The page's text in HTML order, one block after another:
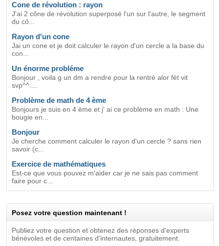
Cone de révolution : rayon
J'ai 2 cône de révolution superposé l'un sur l'autre, le segment
du cô...
Rayon d'un cone
Jai un cone et je doit calculer le rayon d'un cercle a la base du
con...
Un énorme probléme
Bonjour , voila g un dm a rendre pour la rentré alor fét vit
svp^^:...
Problème de math de 4 ème
Bonjours je suis en 4 ème et j' ai ce problème en math : Une
bougie en...
Bonjour
Je cherche comment calculer le rayon d'un cercle ? sans rien
savoir (c...
Exercice de mathématiques
Est-ce que vous pouvez m'aider car je ne sais pas comment
faire pour c...
Posez votre question maintenant !
Publiez votre question et obtenez des réponses d'experts
bénévoles et de centaines d'internautes, gratuitement.